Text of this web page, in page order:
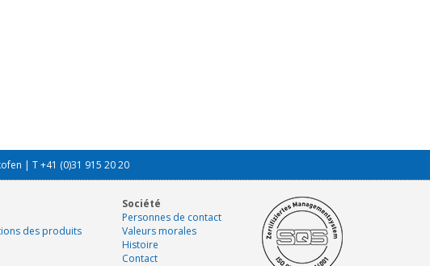
| T +41 (0)31 915 20 20
des produits
Société
Personnes de contact
Valeurs morales
Histoire
Contact